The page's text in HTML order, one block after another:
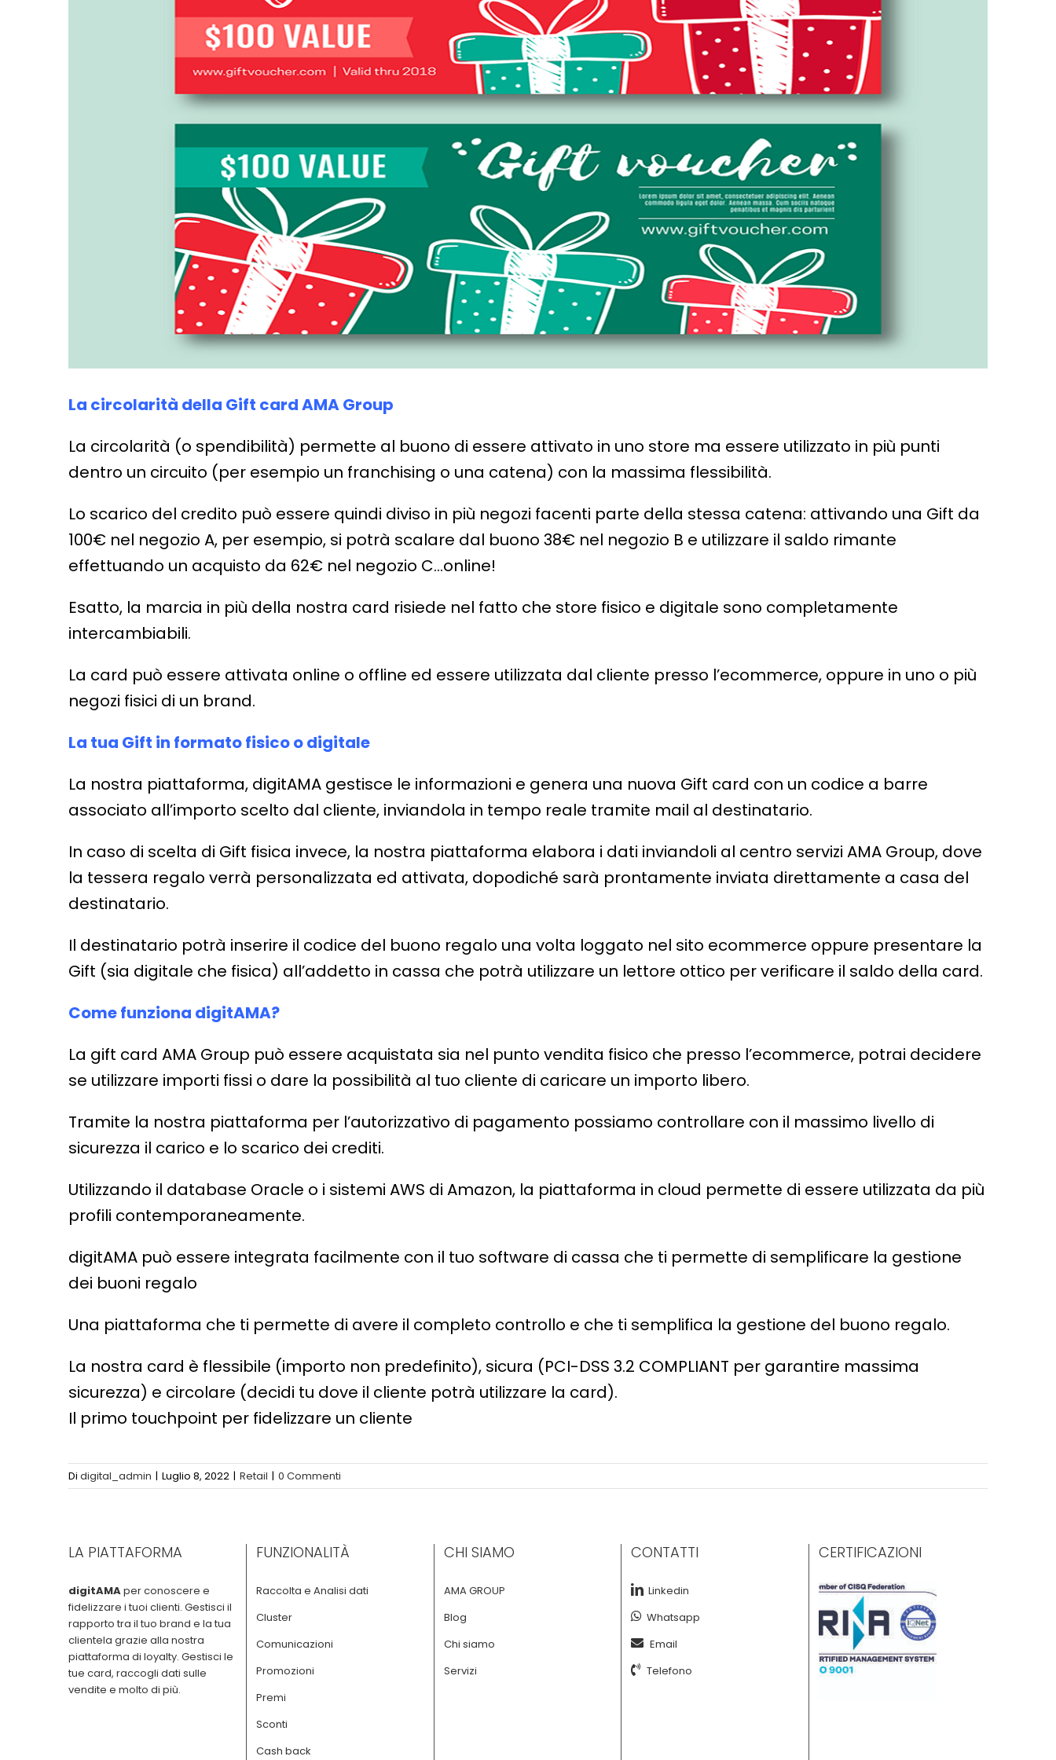
La circolarità della Gift card AMA Group
La circolarità (o spendibilità) permette al buono di essere attivato in uno store ma essere utilizzato in più punti
dentro un circuito (per esempio un franchising o una catena) con la massima flessibilità.
Lo scarico del credito può essere quindi diviso in più negozi facenti parte della stessa catena: attivando una Gift da
100€ nel negozio A, per esempio, si potrà scalare dal buono 38€ nel negozio B e utilizzare il saldo rimante
effettuando un acquisto da 62€ nel negozio C…online!
Esatto, la marcia in più della nostra card risiede nel fatto che store fisico e digitale sono completamente
intercambiabili.
La card può essere attivata online o offline ed essere utilizzata dal cliente presso l’ecommerce, oppure in uno o più
negozi fisici di un brand.
La tua Gift in formato fisico o digitale
La nostra piattaforma, digitAMA gestisce le informazioni e genera una nuova Gift card con un codice a barre
associato all’importo scelto dal cliente, inviandola in tempo reale tramite mail al destinatario.
In caso di scelta di Gift fisica invece, la nostra piattaforma elabora i dati inviandoli al centro servizi AMA Group, dove
la tessera regalo verrà personalizzata ed attivata, dopodiché sarà prontamente inviata direttamente a casa del
destinatario.
Il destinatario potrà inserire il codice del buono regalo una volta loggato nel sito ecommerce oppure presentare la
Gift (sia digitale che fisica) all’addetto in cassa che potrà utilizzare un lettore ottico per verificare il saldo della card.
Come funziona digitAMA?
La gift card AMA Group può essere acquistata sia nel punto vendita fisico che presso l’ecommerce, potrai decidere
se utilizzare importi fissi o dare la possibilità al tuo cliente di caricare un importo libero.
Tramite la nostra piattaforma per l’autorizzativo di pagamento possiamo controllare con il massimo livello di
sicurezza il carico e lo scarico dei crediti.
Utilizzando il database Oracle o i sistemi AWS di Amazon, la piattaforma in cloud permette di essere utilizzata da più
profili contemporaneamente.
digitAMA può essere integrata facilmente con il tuo software di cassa che ti permette di semplificare la gestione
dei buoni regalo
Una piattaforma che ti permette di avere il completo controllo e che ti semplifica la gestione del buono regalo.
La nostra card è flessibile (importo non predefinito), sicura (PCI-DSS 3.2 COMPLIANT per garantire massima
sicurezza) e circolare (decidi tu dove il cliente potrà utilizzare la card).
Il primo touchpoint per fidelizzare un cliente
Di digital_admin | Luglio 8, 2022 | Retail | 0 Commenti
LA PIATTAFORMA
digitAMAper conoscere e
fidelizzare i tuoi clienti. Gestisci il
rapporto tra il tuo brand e la tua
clientela grazie alla nostra
piattaforma di loyalty. Gestisci le
tue card, raccogli dati sulle
vendite e molto di più.
FUNZIONALITÀ
Raccolta e Analisi dati
Cluster
Comunicazioni
Promozioni
Premi
Sconti
Cash back
CHI SIAMO
AMA GROUP
Blog
Chi siamo
Servizi
CONTATTI
Linkedin
Whatsapp
Email
Telefono
CERTIFICAZIONI